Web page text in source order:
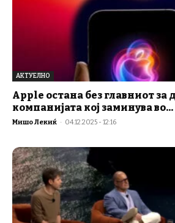
АКТУЕЛНО
Apple остана без главниот за
компанијата кој заминува во...
Мишо Лекиќ - 04.12.2025 - 12:16